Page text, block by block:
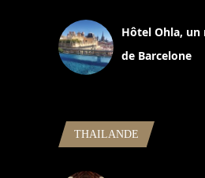
Hôtel Ohla, un
de Barcelone
THAILANDE